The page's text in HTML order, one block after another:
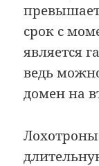
срок с
является
ведь
домен на